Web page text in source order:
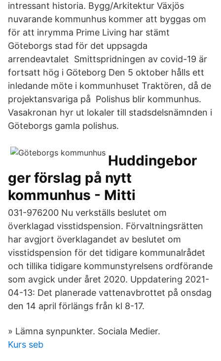
intressant historia. Bygg/Arkitektur Växjös
nuvarande kommunhus kommer att byggas om
för att inrymma Prime Living har stämt
Göteborgs stad för det uppsagda
arrendeavtalet Smittspridningen av covid-19 är
fortsatt hög i Göteborg Den 5 oktober hålls ett
inledande möte i kommunhuset Traktören, då de
projektansvariga på Polishus blir kommunhus.
Vasakronan hyr ut lokaler till stadsdelsnämnden i
Göteborgs gamla polishus.
Huddingebor
ger förslag på nytt
kommunhus - Mitti
031-976200 Nu verkställs beslutet om
överklagad visstidspension. Förvaltningsrätten
har avgjort överklagandet av beslutet om
visstidspension för det tidigare kommunalrådet
och tillika tidigare kommunstyrelsens ordförande
som avgick under året 2020. Uppdatering 2021-
04-13: Det planerade vattenavbrottet på onsdag
den 14 april förlängs från kl 8-17.
» Lämna synpunkter. Sociala Medier.
Kurs seb